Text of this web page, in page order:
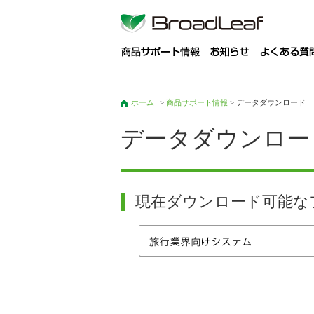
ホーム > 商品サポート情報 > データダウンロード
データダウンロー
現在ダウンロード可能な